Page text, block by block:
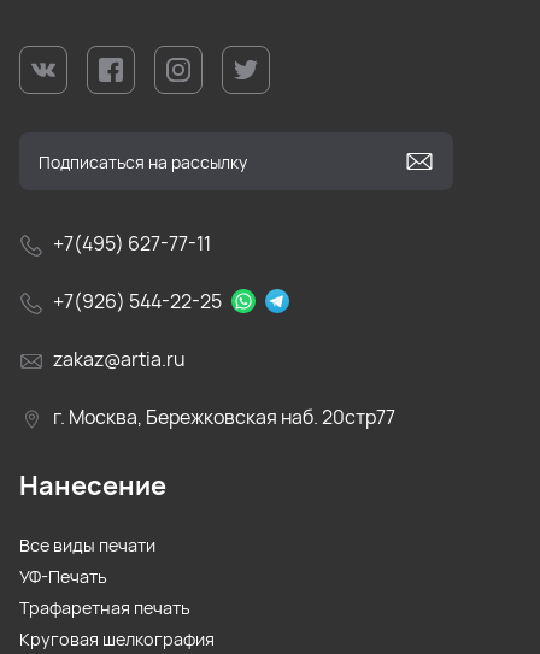
+7(495) 627-77-11
+7(926) 544-22-25
zakaz@artia.ru
г. Москва, Бережковская наб. 20стр77
Нанесение
Все виды печати
УФ-Печать
Трафаретная печать
Круговая шелкография